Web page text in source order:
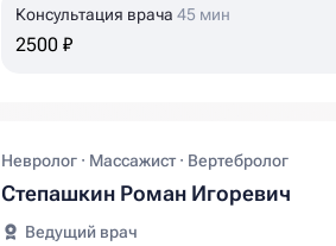
Консультация врача 45 мин
2500 ₽
Невролог · Массажист · Вертебролог
Степашкин Роман Игоревич
Ведущий врач